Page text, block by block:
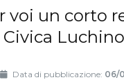
voi un corto
Civica
Data di pubblicazione: 06/